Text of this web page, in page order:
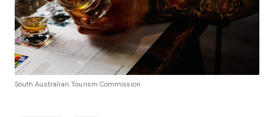
South Australian Tourism Commission